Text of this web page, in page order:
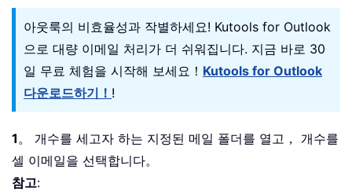
아웃룩의 비효율성과 작별하세요! Kutools for Outlook
으로 대량 이메일 처리가 더 쉬워집니다. 지금 바로 30
일 무료 체험을 시작해 보세요！ Kutools for Outlook
다운로드하기！ !
1 。 개수를 세고자 하는 지정된 메일 폴더를 열고， 개수를
셀 이메일을 선택합니다。
참고: